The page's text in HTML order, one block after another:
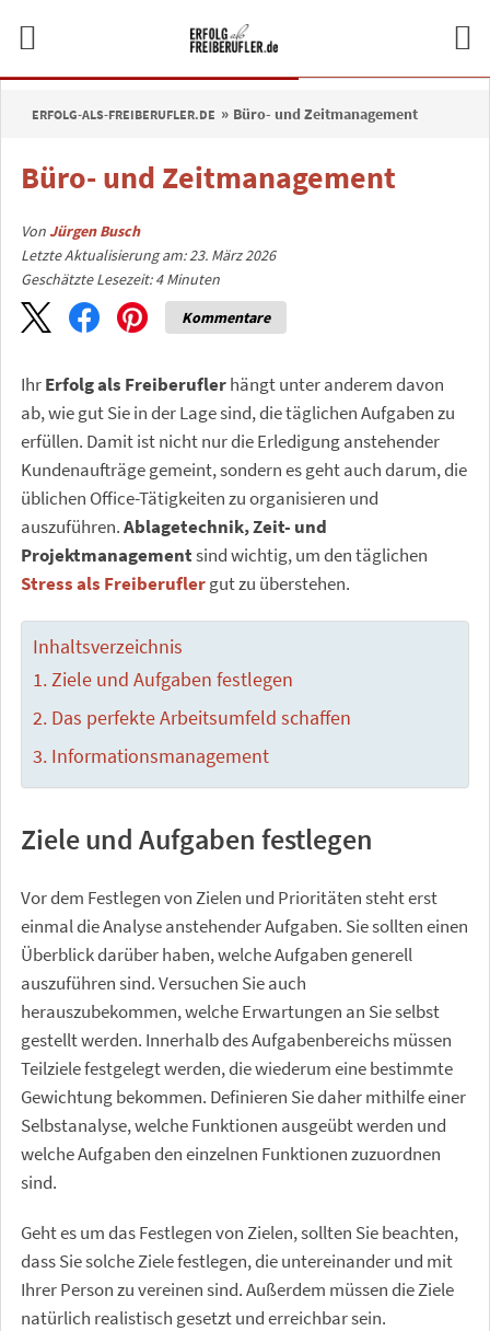
ERFOLG-ALS-FREIBERUFLER.DE Büro- und Zeitmanagement
Büro- und Zeitmanagement
VonJürgen Busch
Letzte Aktualisierung am: 23. März 2026
Geschätzte Lesezeit:4 Minuten
Kommentare
IhrErfolg als Freiberuflerhängt unter anderem davon
ab, wie gut Sie in der Lage sind, die täglichen Aufgaben zu
erfüllen. Damit ist nicht nur die Erledigung anstehender
Kundenaufträge gemeint, sondern es geht auch darum, die
üblichen Office-Tätigkeiten zu organisieren und
auszuführen.Ablagetechnik, Zeit- und
Projektmanagementsind wichtig, um den täglichen
Stress als Freiberuflergut zu überstehen.
Inhaltsverzeichnis
Ziele und Aufgaben festlegen
Das perfekte Arbeitsumfeld schaffen
Informationsmanagement
Ziele und Aufgaben festlegen
Vor dem Festlegen von Zielen und Prioritäten steht erst
einmal die Analyse anstehender Aufgaben. Sie sollten einen
Überblick darüber haben, welche Aufgaben generell
auszuführen sind. Versuchen Sie auch
herauszubekommen, welche Erwartungen an Sie selbst
gestellt werden. Innerhalb des Aufgabenbereichs müssen
Teilziele festgelegt werden, die wiederum eine bestimmte
Gewichtung bekommen. Definieren Sie daher mithilfe einer
Selbstanalyse, welche Funktionen ausgeübt werden und
welche Aufgaben den einzelnen Funktionen zuzuordnen
sind.
Geht es um das Festlegen von Zielen, sollten Sie beachten,
dass Sie solche Ziele festlegen, die untereinander und mit
Ihrer Person zu vereinen sind. Außerdem müssen die Ziele
natürlich realistisch gesetzt und erreichbar sein.